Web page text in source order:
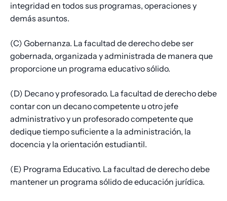
integridad en todos sus programas, operaciones y
demás asuntos.
(C) Gobernanza. La facultad de derecho debe ser
gobernada, organizada y administrada de manera que
proporcione un programa educativo sólido.
(D) Decano y profesorado. La facultad de derecho debe
contar con un decano competente u otro jefe
administrativo y un profesorado competente que
dedique tiempo suficiente a la administración, la
docencia y la orientación estudiantil.
(E) Programa Educativo. La facultad de derecho debe
mantener un programa sólido de educación jurídica.